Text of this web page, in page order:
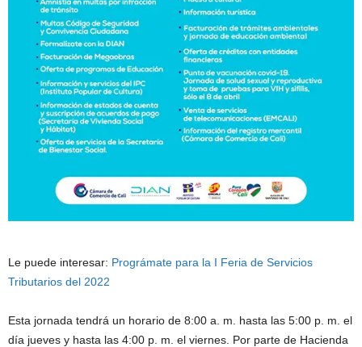
Le puede interesar: Prográmate para la I Feria de Servicios
Tributarios del 2022
Esta jornada tendrá un horario de 8:00 a. m. hasta las 5:00 p. m. el
día jueves y hasta las 4:00 p. m. el viernes. Por parte de Hacienda